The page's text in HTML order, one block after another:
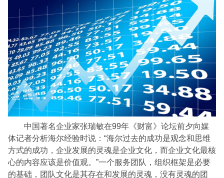
中国著名企业家张瑞敏在99年《财富》论坛前夕向媒
体记者分析海尔经验时说：“海尔过去的成功是观念和思维
方式的成功，企业发展的灵魂是企业文化，而企业文化最核
心的内容应该是价值观。”一个服务团队，组织框架是必要
的基础，团队文化是其存在和发展的灵魂，没有灵魂的团